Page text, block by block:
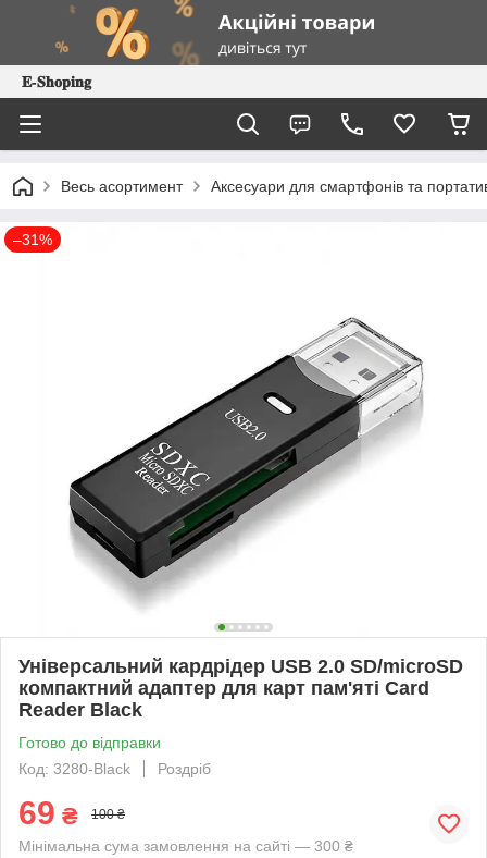
𝐄-𝐒𝐡𝐨𝐩𝐢𝐧𝐠
Весь асортимент Аксесуари для смартфонів та
–31%
Універсальний кардрідер USB 2.0 SD/microSD
компактний адаптер для карт пам'яті Card
Reader Black
Готово до відправки
Код: 3280-Black
Роздріб
69 ₴ 100 ₴
Мінімальна сума замовлення на сайті — 300 ₴